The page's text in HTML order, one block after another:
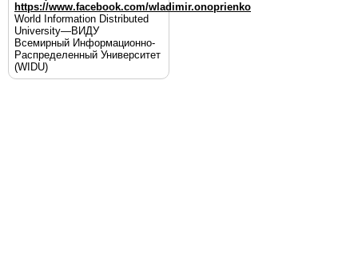
https://www.facebook.com/wladimir.onoprienko
World Information Distributed
University—ВИДУ
Всемирный Информационно-
Распределенный Университет
(WIDU)